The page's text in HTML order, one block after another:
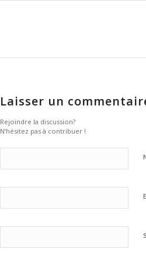
Laisser un
Rejoindre la discussion?
N’hésitez pas à contribuer !